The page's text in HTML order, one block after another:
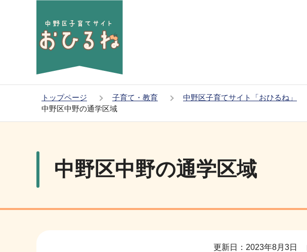
で
トップページ 子育て・教育 中野区子育てサイト「おひるね」
中野区中野の通学区域
中野区中野の通学区域
更新日：2023年8月3日